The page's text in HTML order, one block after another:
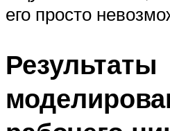
его просто
Результаты